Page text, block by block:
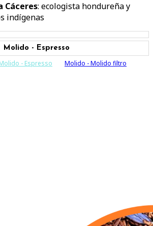
Cáceres: ecologista hondureña y
indígenas
Molido - Espresso
- Espresso
Molido - Molido filtro